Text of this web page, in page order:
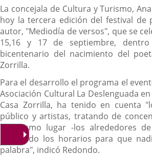
Descripción
La concejala de Cultura y Turismo,
hoy la tercera edición del festival de
autor, "Mediodía de versos", que se
15,16 y 17 de septiembre,
bicentenario del nacimiento del
Zorrilla.
Para el desarrollo el programa el
Asociación Cultural La Deslenguada
Casa Zorrilla, ha tenido en cuenta
público y artistas, tratando de
un mismo lugar -los alrededores
ajustando los horarios para que
palabra", indicó Redondo.